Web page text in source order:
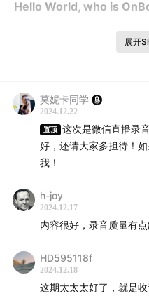
Hello World, who is
随着 GPT, Claude 等大模
穷。这次的嘉宾，在软件
Andy Peng 是AWS 生成
员，负责AWS上
是 Linux Foundation 和
Foundation (CNCF) 的重
到AI 技术设施，都是绝对
人兼CTO，本次的的话题
围绕AI的应用开发，会对
展开
莫妮卡同学
2024.12.22
置顶
这次是微信直播录
好，还请大家多担待！
我！
h-joy
2024.12.17
内容很好，录音质量有
HD595118f
2024.12.18
这期太太太好了，就是